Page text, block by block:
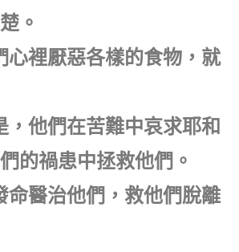
。
心裡厭惡各樣的食物，就
，他們在苦難中哀求耶和
的禍患中拯救他們。
命醫治他們，救他們脫離